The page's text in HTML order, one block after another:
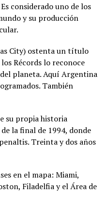
considerado uno de los
y su producción
City) ostenta un título
Récords lo reconoce
planeta. Aquí Argentina
También
su propia historia
la final de 1994, donde
Treinta y dos años
en el mapa: Miami,
Filadelfia y el Área de